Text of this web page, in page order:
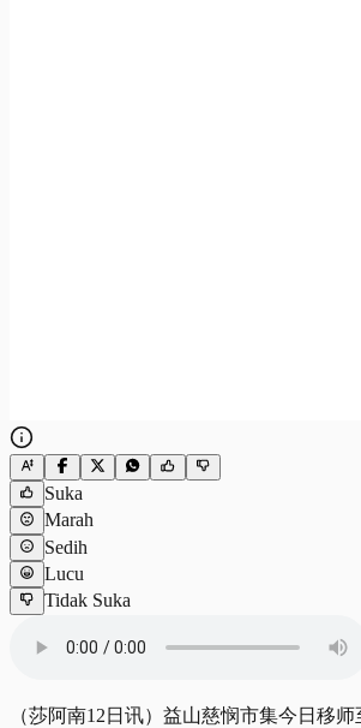
Suka
Marah
Sedih
Lucu
Tidak Suka
（莎阿南12日讯）益山慈悯市集今日移